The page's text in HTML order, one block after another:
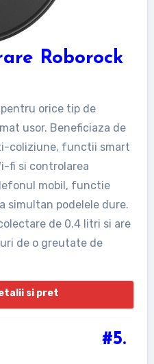
Roborock
orice tip de
usor. Beneficiaza de
coliziune, functii smart
fi si controlarea
mobil, functie
simultan podelele dure.
de 0.4 litri si are
de o greutate de
si pret
#5.